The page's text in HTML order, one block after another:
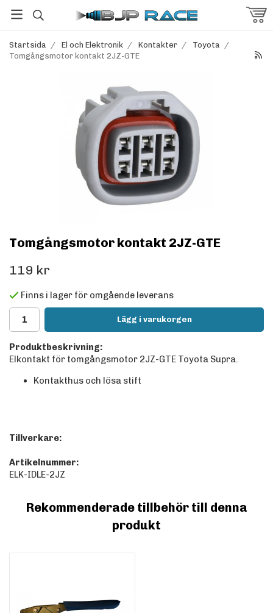
Startsida / El och Elektronik / Kontakter / Toyota /
Tomgångsmotor kontakt 2JZ-GTE
Tomgångsmotor kontakt 2JZ-GTE
119 kr
Finns i lager för omgående leverans
Lägg i varukorgen
Produktbeskrivning:
Elkontakt för tomgångsmotor 2JZ-GTE Toyota Supra.
Kontakthus och lösa stift
Tillverkare:
Artikelnummer:
ELK-IDLE-2JZ
Rekommenderade tillbehör till denna
produkt